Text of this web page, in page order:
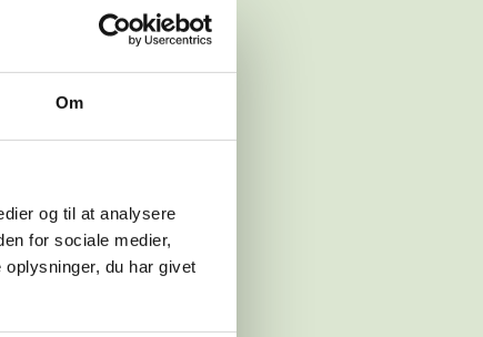
Om
og til at analysere
for sociale medier,
du har givet
igen